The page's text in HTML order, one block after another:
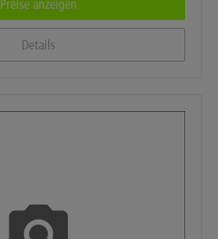
Preise anzeigen
Details